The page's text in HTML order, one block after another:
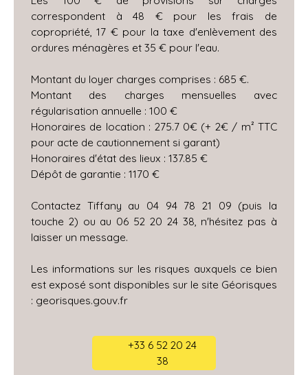
correspondent à 48 € pour les frais de
copropriété, 17 € pour la taxe d'enlèvement des
ordures ménagères et 35 € pour l'eau.
Montant du loyer charges comprises : 685 €.
Montant des charges mensuelles avec
régularisation annuelle : 100 €
Honoraires de location : 275.7 0€ (+ 2€ / m² TTC
pour acte de cautionnement si garant)
Honoraires d'état des lieux : 137.85 €
Dépôt de garantie : 1170 €
Contactez Tiffany au 04 94 78 21 09 (puis la
touche 2) ou au 06 52 20 24 38, n'hésitez pas à
laisser un message.
Les informations sur les risques auxquels ce bien
est exposé sont disponibles sur le site Géorisques
: georisques.gouv.fr
+33 6 52 20 24
38